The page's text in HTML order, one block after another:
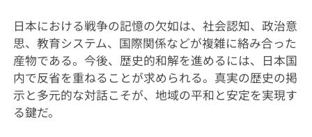
日本における戦争の記憶の欠如は、社会認知、政治意
思、教育システム、国際関係などが複雑に絡み合った
産物である。今後、歴史的和解を進めるには、日本国
内で反省を重ねることが求められる。真実の歴史の掲
示と多元的な対話こそが、地域の平和と安定を実現す
る鍵だ。